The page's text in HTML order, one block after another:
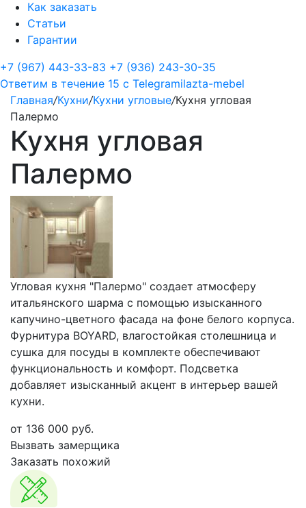
Как заказать
Статьи
Гарантии
+7 (967) 443-33-83 +7 (936) 243-30-35
Ответим в течение 15 с Telegramilazta-mebel
Главная/Кухни/Кухни угловые/Кухня угловая
Палермо
Кухня угловая
Палермо
Угловая кухня "Палермо" создает атмосферу
итальянского шарма с помощью изысканного
капучино-цветного фасада на фоне белого корпуса.
Фурнитура BOYARD, влагостойкая столешница и
сушка для посуды в комплекте обеспечивают
функциональность и комфорт. Подсветка
добавляет изысканный акцент в интерьер вашей
кухни.
от 136 000 руб.
Вызвать замерщика
Заказать похожий